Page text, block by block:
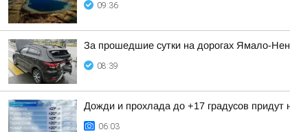
09:36
За прошедшие сутки на дорогах Ямало-
08:39
Дожди и прохлада до +17 градусов
06:03